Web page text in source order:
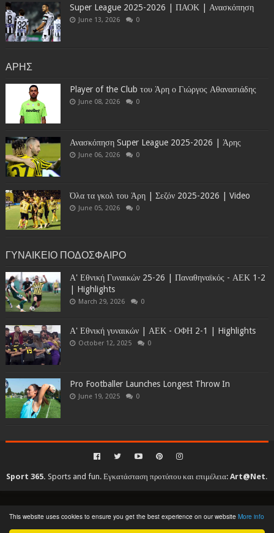
This website uses cookies to ensure you get the best experience on our website More info
Super League 2025-2026 | ΠΑΟΚ | Ανασκόπηση
June 13, 2026 0
ΑΡΗΣ
Player of the Club του Άρη ο Γιώργος Αθανασιάδης
June 08, 2026 0
Ανασκόπηση Super League 2025-2026 | Άρης
June 06, 2026 0
Όλα τα γκολ του Άρη | Σεζόν 2025-2026 | Video
June 05, 2026 0
ΓΥΝΑΙΚΕΙΟ ΠΟΔΟΣΦΑΙΡΟ
Α' Εθνική Γυναικών 25-26 | Παναθηναϊκός - ΑΕΚ 1-2
| Highlights
March 29, 2026 0
Α' Εθνική γυναικών | ΑΕΚ - ΟΦΗ 2-1 | Highlights
October 12, 2025 0
Pro Footballer Launches Longest Throw In
June 19, 2025 0
Sport 365. Sports and fun. Εγκατάσταση προτύπου και επιμέλεια:Art@Net.